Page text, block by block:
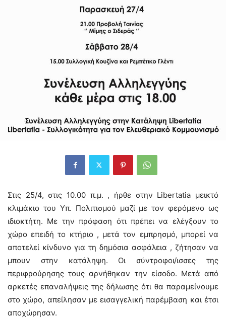
Στις 25/4, στις 10.00 π.μ. , ήρθε στην Libertatia μεικτό
κλιμάκιο του Υπ. Πολιτισμού μαζί με τον φερόμενο ως
ιδιοκτήτη. Με την πρόφαση ότι πρέπει να ελέγξουν το
χώρο επειδή το κτήριο , μετά τον εμπρησμό, μπορεί να
αποτελεί κίνδυνο για τη δημόσια ασφάλεια , ζήτησαν να
μπουν στην κατάληψη. Οι σύντροφοι/ισσες της
περιφρούρησης τους αρνήθηκαν την είσοδο. Μετά από
αρκετές επαναλήψεις της δήλωσης ότι θα παραμείνουμε
στο χώρο, απείλησαν με εισαγγελική παρέμβαση και έτσι
αποχώρησαν.